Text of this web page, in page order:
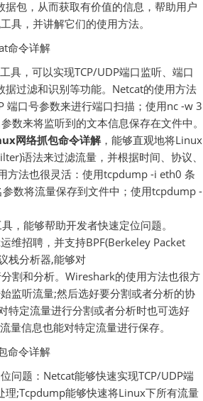
包，从而获取有价值的信息，帮助用户
具，并讲解它们的使用方法。
具，可以实现TCP/UDP端口监听、端口
过滤和识别等功能。Netcat的使用方法
端口号参数来进行端口扫描；使用nc -w 3
数来将监听到的文本信息保存在文件中。
网络抓包命令详解，能够直观地将Linux
语法来过滤流量，并根据时间、协议、
方法也很灵活：使用tcpdump -i eth0 条
数将流量保存到文件中；使用tcpdump -
，能够帮助开发者快速定位问题。
维招聘，并支持BPF(Berkeley Packet
栈分析器,能够对
割和分析。Wireshark的使用方法也很方
监听流量;然后选好要分割或者分析的协
特定流量进行分割或者分析时也可选好
量信息也能对特定流量进行保存。
问题：Netcat能够快速实现TCP/UDP端
理;Tcpdump能够快速将Linux下所有流量